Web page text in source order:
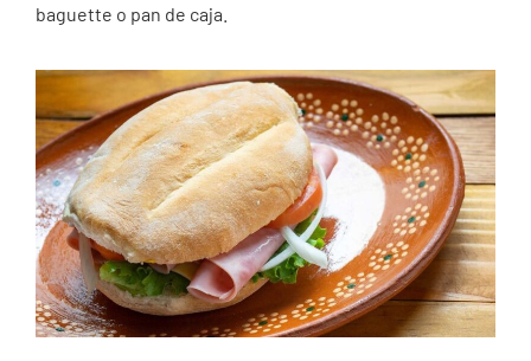
baguette o pan de caja.